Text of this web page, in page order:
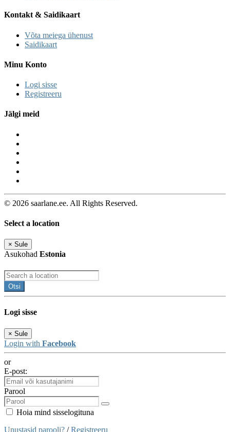
Kontakt & Saidikaart
Võta meiega ühenust
Saidikaart
Minu Konto
Logi sisse
Registreeru
Jälgi meid
© 2026 saarlane.ee. All Rights Reserved.
Select a location
× Sule
Asukohad Estonia
Otsi
Logi sisse
× Sule
Login with Facebook
or
E-post:
Parool
Hoia mind sisselogituna
Unustasid parooli? /Registreeru